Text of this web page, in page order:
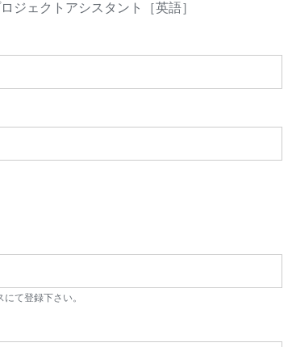
ジェクトアシスタント［英語］
て登録下さい。